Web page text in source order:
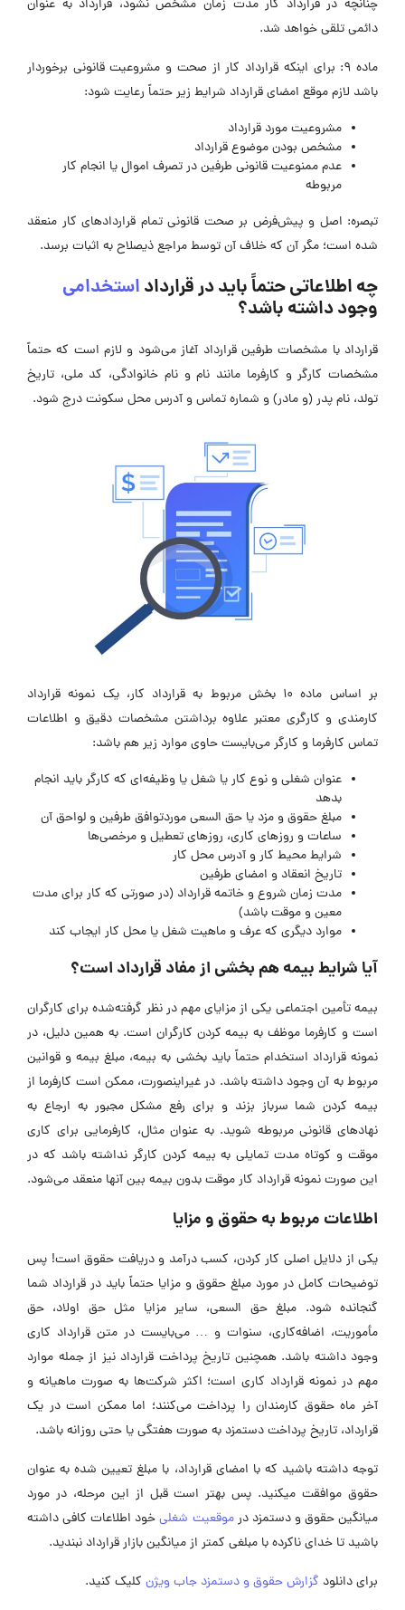
چنانچه در قرارداد کار مدت زمان مشخص نشود، قرارداد به عنوان
دائمی تلقی خواهد شد.
ماده 9: برای اینکه قرارداد کار از صحت و مشروعیت قانونی برخوردار
باشد لازم موقع امضای قرارداد شرایط زیر حتماً رعایت شود:
مشروعیت مورد قرارداد
مشخص بودن موضوع قرارداد
عدم ممنوعیت قانونی طرفین در تصرف اموال یا انجام کار
مربوطه
تبصره: اصل و پیش‌فرض بر صحت قانونی تمام قراردادهای کار منعقد
شده است؛ مگر آن که خلاف آن توسط مراجع ذیصلاح به اثبات برسد.
چه اطلاعاتی حتماً باید در قرارداداستخدامی
وجود داشته باشد؟
قرارداد با مشخصات طرفین قرارداد آغاز می‌شود و لازم است که حتماً
مشخصات کارگر و کارفرما مانند نام و نام خانوادگی، کد ملی، تاریخ
تولد، نام پدر (و مادر) و شماره تماس و آدرس محل سکونت درج شود.
بر اساس ماده 10 بخش مربوط به قرارداد کار، یک نمونه قرارداد
کارمندی و کارگری معتبر علاوه برداشتن مشخصات دقیق و اطلاعات
تماس کارفرما و کارگر می‌بایست حاوی موارد زیر هم باشد:
عنوان شغلی و نوع کار یا شغل یا وظیفه‌ای که کارگر باید انجام
بدهد
مبلغ حقوق و مزد یا حق السعی موردتوافق طرفین و لواحق آن
ساعات و روزهای کاری، روزهای تعطیل و مرخصی‌ها
شرایط محیط کار و آدرس محل کار
تاریخ انعقاد و امضای طرفین
مدت زمان شروع و خاتمه قرارداد (در صورتی که کار برای مدت
معین و موقت باشد)
موارد دیگری که عرف و ماهیت شغل یا محل کار ایجاب کند
آیا شرایط بیمه هم بخشی از مفاد قرارداد است؟
بیمه تأمین اجتماعی یکی از مزایای مهم در نظر گرفته‌شده برای کارگران
است و کارفرما موظف به بیمه کردن کارگران است. به همین دلیل، در
نمونه قرارداد استخدام حتماً باید بخشی به بیمه، مبلغ بیمه و قوانین
مربوط به آن وجود داشته باشد. در غیراینصورت، ممکن است کارفرما از
بیمه کردن شما سرباز بزند و برای رفع مشکل مجبور به ارجاع به
نهادهای قانونی مربوطه شوید. به عنوان مثال، کارفرمایی برای کاری
موقت و کوتاه مدت تمایلی به بیمه کردن کارگر نداشته باشد که در
این صورت نمونه قرارداد کار موقت بدون بیمه بین آنها منعقد می‌شود.
اطلاعات مربوط به حقوق و مزایا
یکی از دلایل اصلی کار کردن، کسب درآمد و دریافت حقوق است! پس
توضیحات کامل در مورد مبلغ حقوق و مزایا حتماً باید در قرارداد شما
گنجانده شود. مبلغ حق السعی، سایر مزایا مثل حق اولاد، حق
مأموریت، اضافه‌کاری، سنوات و … می‌بایست در متن قرارداد کاری
وجود داشته باشد. همچنین تاریخ پرداخت قرارداد نیز از جمله موارد
مهم در نمونه قرارداد کاری است؛ اکثر شرکت‌ها به صورت ماهیانه و
آخر ماه حقوق کارمندان را پرداخت می‌کنند؛ اما ممکن است در یک
قرارداد، تاریخ پرداخت دستمزد به صورت هفتگی یا حتی روزانه باشد.
توجه داشته باشید که با امضای قرارداد، با مبلغ تعیین شده به عنوان
حقوق موافقت میکنید. پس بهتر است قبل از این مرحله، در مورد
میانگین حقوق و دستمزد درموقعیت شغلیخود اطلاعات کافی داشته
باشید تا خدای ناکرده با مبلغی کمتر از میانگین بازار قرارداد نبندید.
برای دانلود گزارش حقوق و دستمزد جاب ویژن کلیک کنید.